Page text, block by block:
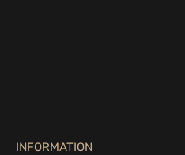
INFORMATION